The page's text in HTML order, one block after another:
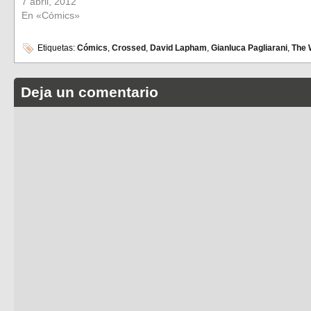
En «Cómics»
Etiquetas: Cómics, Crossed , David Lapham, Gianluca Pagliarani, The
Deja un comentario